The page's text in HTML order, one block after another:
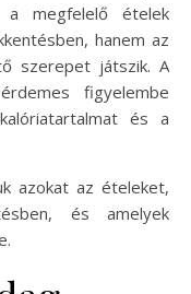
megfelelő ételek
hanem az
szerepet játszik. A
figyelembe
és a
azokat az ételeket,
és amelyek